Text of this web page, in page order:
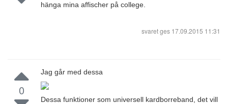
hänga mina affischer på college.
svaret ges 17.09.2015 11:31
0
Jag går med dessa
Dessa funktioner som universell kardborreband, det vill